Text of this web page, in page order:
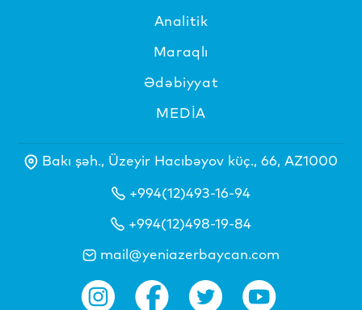
Analitik
Maraqlı
Ədəbiyyat
MEDİA
Bakı şəh., Üzeyir Hacıbəyov küç., 66, AZ1000
+994(12)493-16-94
+994(12)498-19-84
mail@yeniazerbaycan.com